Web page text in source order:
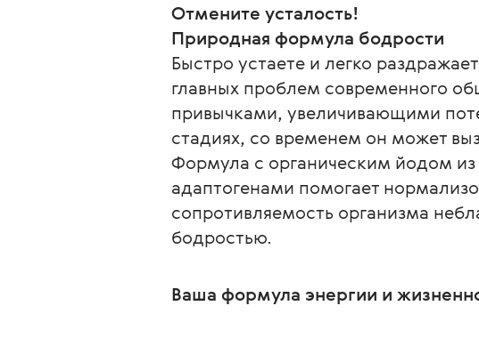
Отмените усталость!
Природная формула бодрости
Быстро устаете и легко
главных проблем современного
привычками, увеличивающими
стадиях, со временем он может
Формула с органическим йодом
адаптогенами помогает
сопротивляемость организма
бодростью.
Ваша формула энергии и